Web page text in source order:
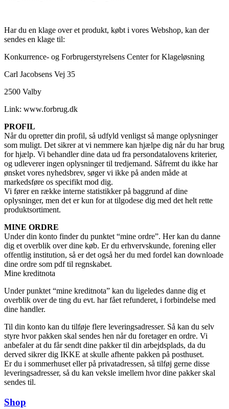
Har du en klage over et produkt, købt i vores Webshop, kan der
sendes en klage til:
Konkurrence- og Forbrugerstyrelsens Center for Klageløsning
Carl Jacobsens Vej 35
2500 Valby
Link: www.forbrug.dk
PROFIL
Når du opretter din profil, så udfyld venligst så mange oplysninger
som muligt. Det sikrer at vi nemmere kan hjælpe dig når du har brug
for hjælp. Vi behandler dine data ud fra persondatalovens kriterier,
og udleverer ingen oplysninger til tredjemand. Såfremt du ikke har
ønsket vores nyhedsbrev, søger vi ikke på anden måde at
markedsføre os specifikt mod dig.
Vi fører en række interne statistikker på baggrund af dine
oplysninger, men det er kun for at tilgodese dig med det helt rette
produktsortiment.
MINE ORDRE
Under din konto finder du punktet “mine ordre”. Her kan du danne
dig et overblik over dine køb. Er du erhvervskunde, forening eller
offentlig institution, så er det også her du med fordel kan downloade
dine ordre som pdf til regnskabet.
Mine kreditnota
Under punktet “mine kreditnota” kan du ligeledes danne dig et
overblik over de ting du evt. har fået refunderet, i forbindelse med
dine handler.
Til din konto kan du tilføje flere leveringsadresser. Så kan du selv
styre hvor pakken skal sendes hen når du foretager en ordre. Vi
anbefaler at du får sendt dine pakker til din arbejdsplads, da du
derved sikrer dig IKKE at skulle afhente pakken på posthuset.
Er du i sommerhuset eller på privatadressen, så tilføj gerne disse
leveringsadresser, så du kan veksle imellem hvor dine pakker skal
sendes til.
Shop